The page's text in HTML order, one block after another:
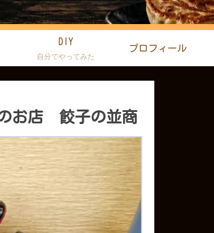
DIY
自分でやってみた
プロフィール
のお店 餃子の並商